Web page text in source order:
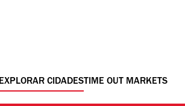
EXPLORAR CIDADESTIME OUT MARKETS